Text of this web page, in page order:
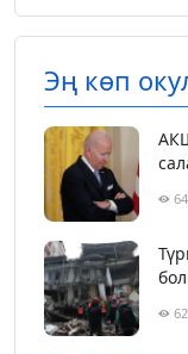
Эң көп